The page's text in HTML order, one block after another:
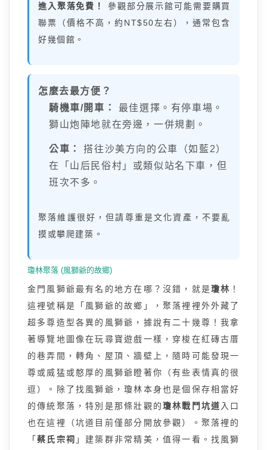
進入聚落免費！
參觀部分展示館可能需要購買
聯票（價格不高，約NT$50左右），通常包含
好幾個館。
怎麼去最方便？
騎機車/開車：
最佳選擇。有停車場。
獅山炮陣地就在旁邊，一併規劃。
公車：
搭往沙美方向的公車（如藍2）
在「山后民俗村」或類似站名下車，但
班次不多。
聚落維護很好，但請尊重是文化資產，不要亂
摸或攀爬建築。
瓊林聚落 (風獅爺的故鄉)
金門風獅爺最有名的地方在哪？沒錯，就是瓊林 ！
這裡號稱是「風獅爺的故鄉」，聚落裡裡外外藏了
超多尊造型各異的風獅爺，據說有二十幾尊！我拿
著導覽地圖像在玩尋寶遊戲一樣，穿梭在紅磚古厝
的巷弄間，轉角、屋頂、牆壁上，隨時可能發現一
尊或威猛或憨厚的風獅爺瞪著你（有些表情真的很
逗）。除了找風獅爺，瓊林本身也是個保存相當好
的傳統聚落，特別是那條壯觀的瓊林戰鬥坑道 入口
也在這裡（坑道目前僅部分開放參觀）。聚落裡的
「蔡氏宗祠 」建築群非常精美，值得一看。找風獅